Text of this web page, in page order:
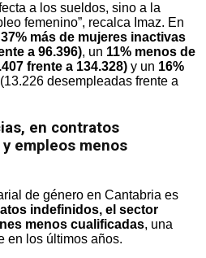
a los sueldos, sino a la
femenino”, recalca Imaz. En
más de mujeres inactivas
a 96.396), un 11% menos de
frente a 134.328) y un 16%
(13.226 desempleadas frente a
en contratos
empleos menos
de género en Cantabria es
indefinidos, el sector
menos cualificadas, una
en los últimos años.